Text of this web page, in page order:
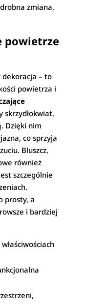
zmiana,
powietrze
dekoracja – to
powietrza i
skrzydłokwiat,
Dzięki nim
co sprzyja
Bluszcz,
również
szczególnie
prosty, a
i bardziej